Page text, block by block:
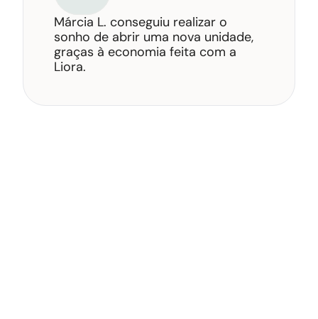
Márcia L. conseguiu realizar o
sonho de abrir uma nova unidade,
graças à economia feita com a
Liora.